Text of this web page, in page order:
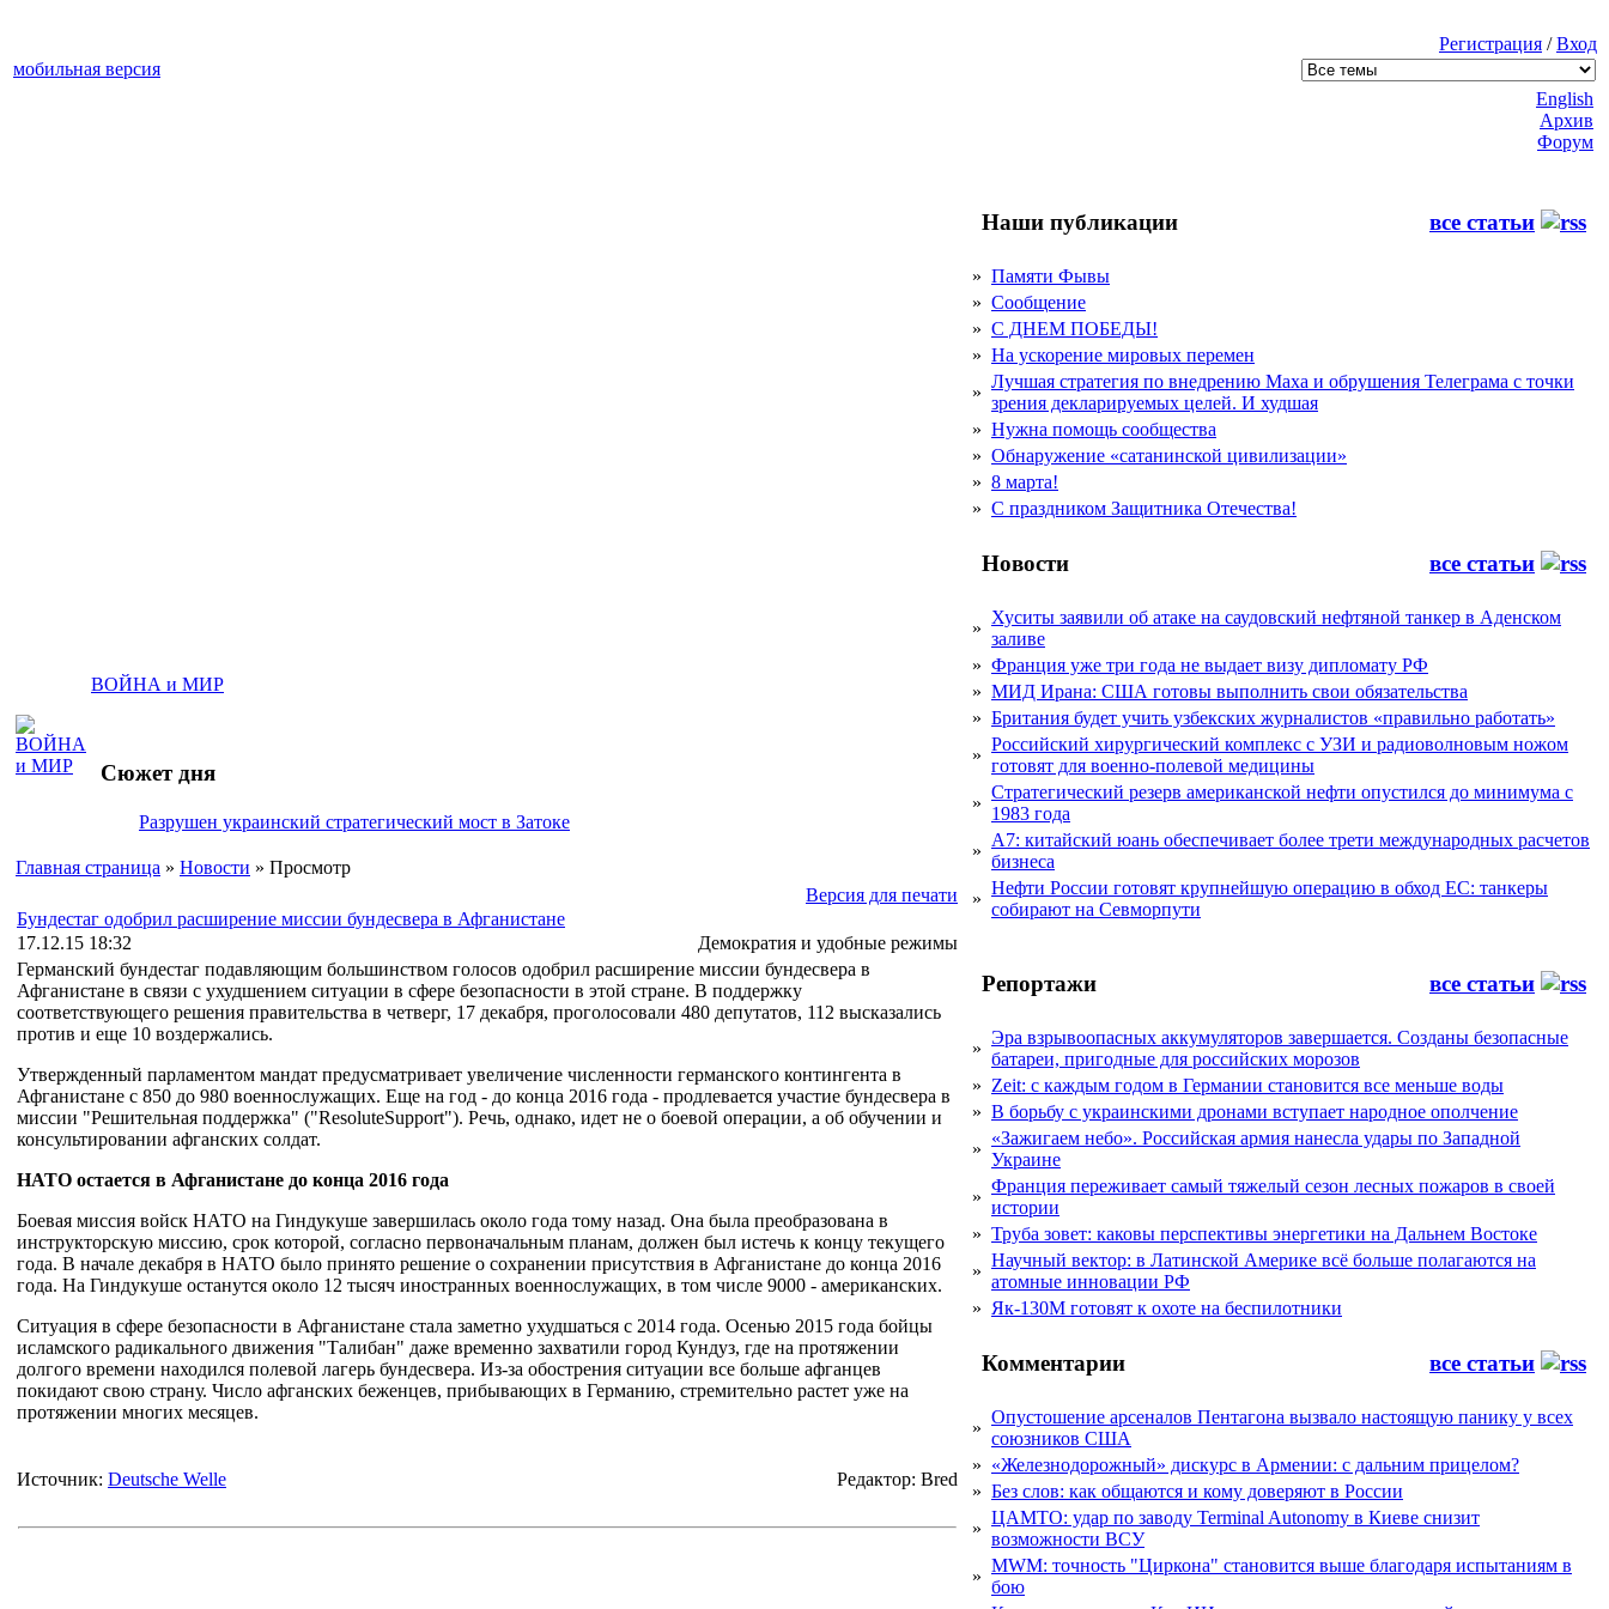
Регистрация /Вход
мобильная версия
ВОЙНА и МИР
Сюжет дня
Разрушен украинский стратегический мост в Затоке
Главная страница » Новости » Просмотр
Версия для печати
Бундестаг одобрил расширение миссии бундесвера в Афганистане
17.12.15 18:32
Демократия и удобные режимы
Германский бундестаг подавляющим большинством голосов одобрил расширение миссии бундесвера в
Афганистане в связи с ухудшением ситуации в сфере безопасности в этой стране. В поддержку
соответствующего решения правительства в четверг, 17 декабря, проголосовали 480 депутатов, 112 высказались
против и еще 10 воздержались.
Утвержденный парламентом мандат предусматривает увеличение численности германского контингента в
Афганистане с 850 до 980 военнослужащих. Еще на год - до конца 2016 года - продлевается участие бундесвера в
миссии "Решительная поддержка" ("ResoluteSupport"). Речь, однако, идет не о боевой операции, а об обучении и
консультировании афганских солдат.
НАТО остается в Афганистане до конца 2016 года
Боевая миссия войск НАТО на Гиндукуше завершилась около года тому назад. Она была преобразована в
инструкторскую миссию, срок которой, согласно первоначальным планам, должен был истечь к концу текущего
года. В начале декабря в НАТО было принято решение о сохранении присутствия в Афганистане до конца 2016
года. На Гиндукуше останутся около 12 тысяч иностранных военнослужащих, в том числе 9000 - американских.
Ситуация в сфере безопасности в Афганистане стала заметно ухудшаться с 2014 года. Осенью 2015 года бойцы
исламского радикального движения "Талибан" даже временно захватили город Кундуз, где на протяжении
долгого времени находился полевой лагерь бундесвера. Из-за обострения ситуации все больше афганцев
покидают свою страну. Число афганских беженцев, прибывающих в Германию, стремительно растет уже на
протяжении многих месяцев.
Источник: Deutsche Welle Редактор: Bred
English
Архив
Форум
Наши публикации все статьи
» Памяти Фывы
» Сообщение
» С ДНЕМ ПОБЕДЫ!
» На ускорение мировых перемен
»
Лучшая стратегия по внедрению Маха и обрушения Телеграма с точки
зрения декларируемых целей. И худшая
» Нужна помощь сообщества
» Обнаружение «сатанинской цивилизации»
» 8 марта!
» С праздником Защитника Отечества!
Новости все статьи
»
Хуситы заявили об атаке на саудовский нефтяной танкер в Аденском
заливе
» Франция уже три года не выдает визу дипломату РФ
» МИД Ирана: США готовы выполнить свои обязательства
» Британия будет учить узбекских журналистов «правильно работать»
»
Российский хирургический комплекс с УЗИ и радиоволновым ножом
готовят для военно-полевой медицины
»
Стратегический резерв американской нефти опустился до минимума с
1983 года
»
А7: китайский юань обеспечивает более трети международных расчетов
бизнеса
»
Нефти России готовят крупнейшую операцию в обход ЕС: танкеры
собирают на Севморпути
Репортажи все статьи
»
Эра взрывоопасных аккумуляторов завершается. Созданы безопасные
батареи, пригодные для российских морозов
» Zeit: с каждым годом в Германии становится все меньше воды
» В борьбу с украинскими дронами вступает народное ополчение
»
«Зажигаем небо». Российская армия нанесла удары по Западной
Украине
»
Франция переживает самый тяжелый сезон лесных пожаров в своей
истории
» Труба зовет: каковы перспективы энергетики на Дальнем Востоке
»
Научный вектор: в Латинской Америке всё больше полагаются на
атомные инновации РФ
» Як-130М готовят к охоте на беспилотники
Комментарии все статьи
»
Опустошение арсеналов Пентагона вызвало настоящую панику у всех
союзников США
» «Железнодорожный» дискурс в Армении: с дальним прицелом?
» Без слов: как общаются и кому доверяют в России
»
ЦАМТО: удар по заводу Terminal Autonomy в Киеве снизит
возможности ВСУ
»
MWM: точность "Циркона" становится выше благодаря испытаниям в
бою